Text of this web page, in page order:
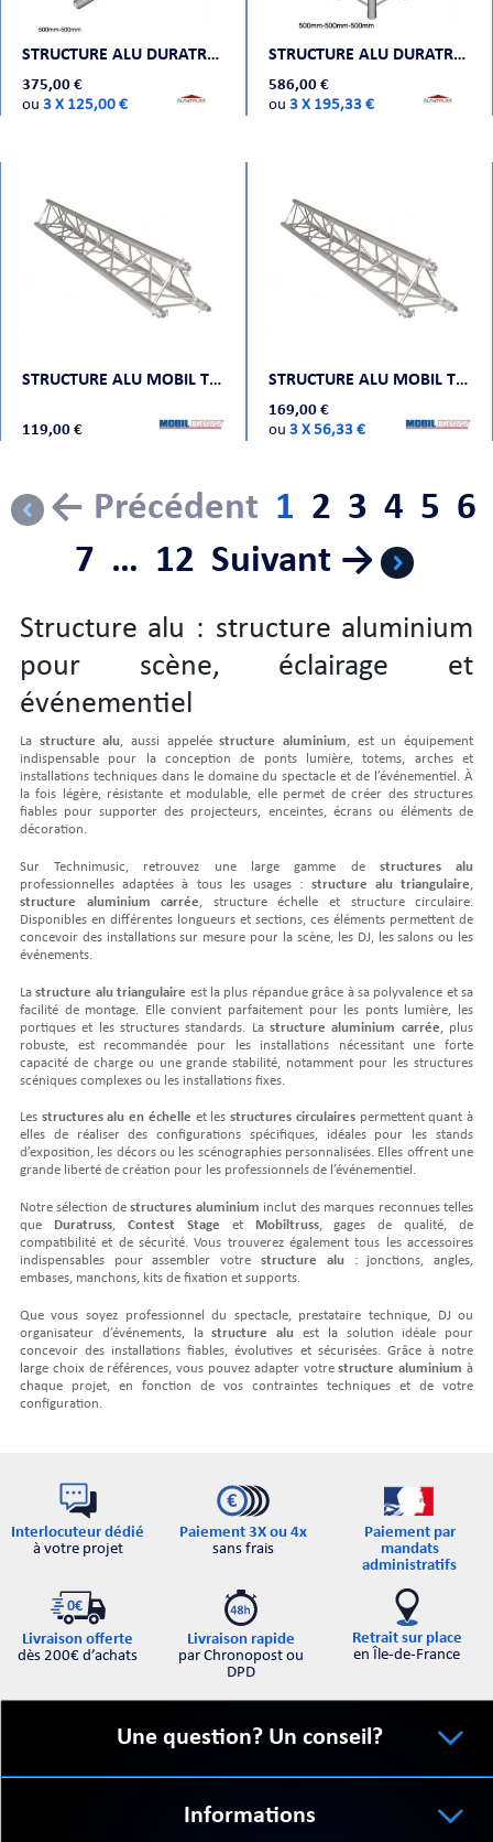
STRUCTURE ALU DURATRUSS DT 24-T35
375,00 €
ou 3 X 125,00 €
STRUCTURE ALU DURATRUSS DT 24-C51
586,00 €
ou 3 X 195,33 €
STRUCTURE ALU MOBIL TRUSS TRIO DECO 30102 0,25M
119,00 €
STRUCTURE ALU MOBIL TRUSS TRIO DECO 30104 0,40M
169,00 €
ou 3 X 56,33 €
← Précédent 1 2 3 4 5 6
7 … 12 Suivant →
Structure alu : structure aluminium
pour scène, éclairage et
événementiel
La structure alu, aussi appeléestructure aluminium, est un équipement
indispensable pour la conception de ponts lumière, totems, arches et
installations techniques dans le domaine du spectacle et de l’événementiel. À
la fois légère, résistante et modulable, elle permet de créer des structures
fiables pour supporter des projecteurs, enceintes, écrans ou éléments de
décoration.
Sur Technimusic, retrouvez une large gamme de structures alu
professionnelles adaptées à tous les usages : structure alu triangulaire,
structure aluminium carrée, structure échelle et structure circulaire.
Disponibles en différentes longueurs et sections, ces éléments permettent de
concevoir des installations sur mesure pour la scène, les DJ, les salons ou les
événements.
Lastructure alu triangulaire est la plus répandue grâce à sa polyvalence et sa
facilité de montage. Elle convient parfaitement pour les ponts lumière, les
portiques et les structures standards. Lastructure aluminium carrée , plus
robuste, est recommandée pour les installations nécessitant une forte
capacité de charge ou une grande stabilité, notamment pour les structures
scéniques complexes ou les installations fixes.
Les structures alu en échelle et lesstructures circulairespermettent quant à
elles de réaliser des configurations spécifiques, idéales pour les stands
d’exposition, les décors ou les scénographies personnalisées. Elles offrent une
grande liberté de création pour les professionnels de l’événementiel.
Notre sélection destructures aluminium inclut des marques reconnues telles
que
Duratruss, Contest Stage et Mobiltruss, gages de qualité, de
compatibilité et de sécurité. Vous trouverez également tous les accessoires
indispensables pour assembler votre structure alu: jonctions, angles,
embases, manchons, kits de fixation et supports.
Que vous soyez professionnel du spectacle, prestataire technique, DJ ou
organisateur d’événements, lastructure alu est la solution idéale pour
concevoir des installations fiables, évolutives et sécurisées. Grâce à notre
large choix de références, vous pouvez adapter votrestructure aluminium à
chaque projet, en fonction de vos contraintes techniques et de votre
configuration.
Interlocuteur dédié
à votre projet
Paiement 3X ou 4x
sans frais
Paiement par
mandats
administratifs
Livraison offerte
dès 200€ d’achats
Livraison rapide
par Chronopost ou
DPD
Retrait sur place
en Île-de-France
Une question? Un conseil?
Informations